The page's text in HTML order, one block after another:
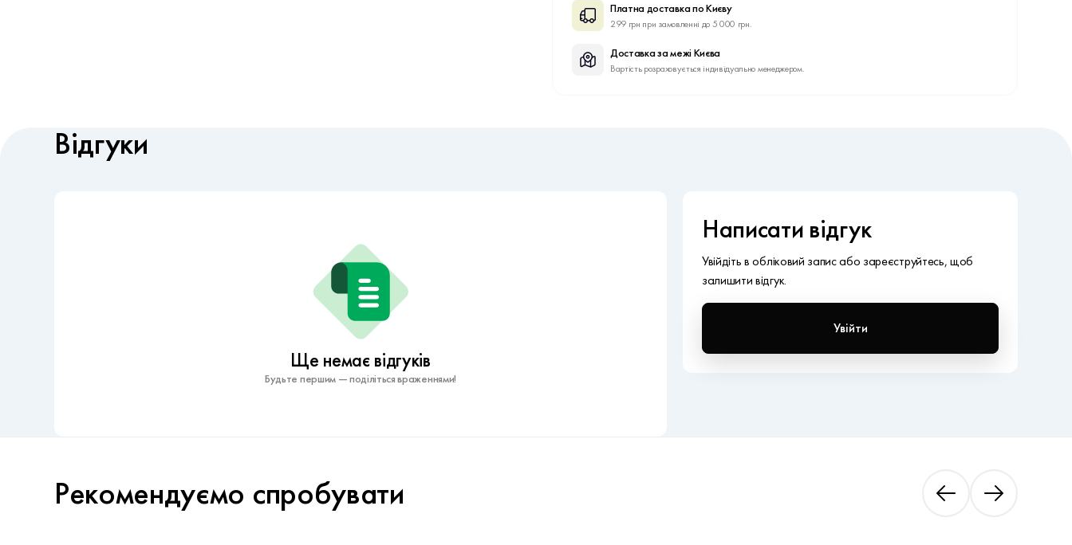
Платна доставка по Києву
299 грн при замовленні до 5 000 грн.
Доставка за межі Києва
Вартість розраховується індивідуально менеджером.
Відгуки
Ще немає відгуків
Будьте першим — поділіться враженнями!
Написати відгук
Увійдіть в обліковий запис або зареєструйтесь, щоб
залишити відгук.
Увійти
Рекомендуємо спробувати